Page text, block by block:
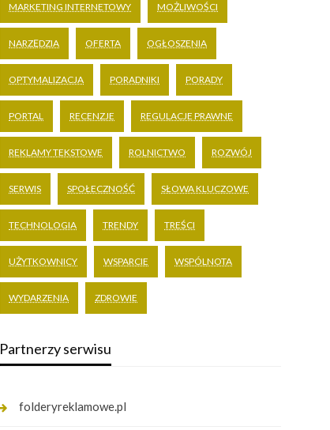
MARKETING INTERNETOWY MOŻLIWOŚCI
NARZĘDZIA OFERTA OGŁOSZENIA
OPTYMALIZACJA PORADNIKI PORADY
PORTAL RECENZJE REGULACJE PRAWNE
REKLAMY TEKSTOWE ROLNICTWO ROZWÓJ
SERWIS SPOŁECZNOŚĆ SŁOWA KLUCZOWE
TECHNOLOGIA TRENDY TREŚCI
UŻYTKOWNICY WSPARCIE WSPÓLNOTA
WYDARZENIA ZDROWIE
Partnerzy serwisu
folderyreklamowe.pl